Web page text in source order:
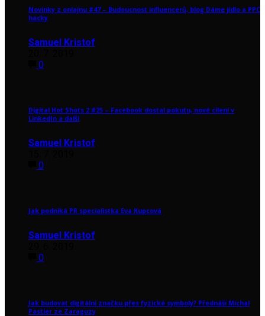
Novinky z onlajnu #47 – Budoucnost influencerů, blog Dáme jídlo a PPC
hacky
Samuel Kristof
0
Digital Hot Shots 2 #25 – Facebook dostal pokutu, nové cílení v
LinkedIn a další
Samuel Kristof
0
Jak podniká PR specialistka Eva Kupcová
Samuel Kristof
0
Jak budovat digitální značku přes fyzické symboly? Přednáší Michal
Pastier ze Zaraguzy